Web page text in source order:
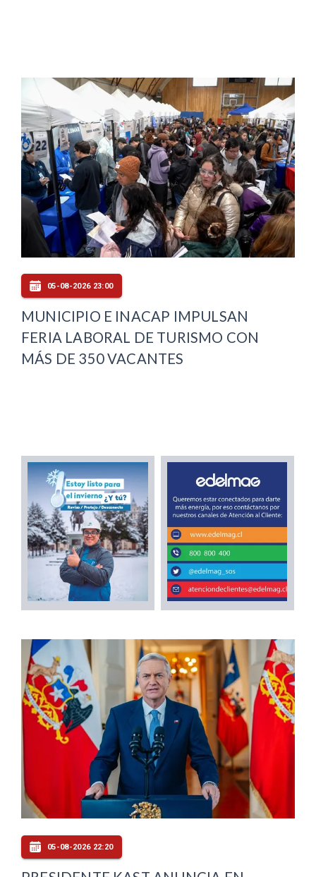
05-08-2026 23:00
MUNICIPIO E INACAP IMPULSAN
FERIA LABORAL DE TURISMO CON
MÁS DE 350 VACANTES
05-08-2026 22:20